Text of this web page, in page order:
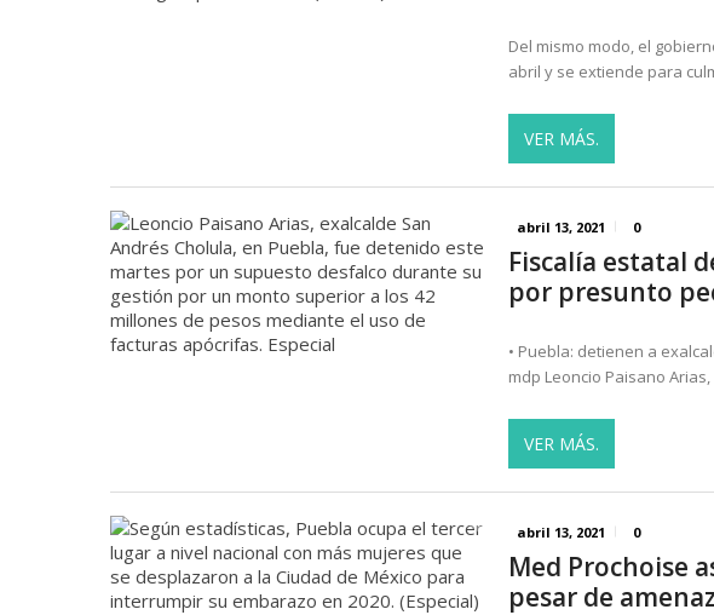
Del mismo modo, el
abril y se extiende para
VER MÁS.
abril 13, 2021 0
Fiscalía estatal
por presunto
• Puebla: detienen a
mdp Leoncio Paisano
VER MÁS.
abril 13, 2021 0
Med Prochoise
pesar de